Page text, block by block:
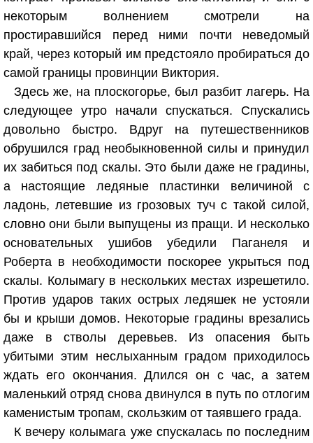
некоторым волнением смотрели на
простиравшийся перед ними почти неведомый
край, через который им предстояло пробираться до
самой границы провинции Виктория.
Здесь же, на плоскогорье, был разбит лагерь. На
следующее утро начали спускаться. Спускались
довольно быстро. Вдруг на путешественников
обрушился град необыкновенной силы и принудил
их забиться под скалы. Это были даже не градины,
а настоящие ледяные пластинки величиной с
ладонь, летевшие из грозовых туч с такой силой,
словно они были выпущены из пращи. И несколько
основательных ушибов убедили Паганеля и
Роберта в необходимости поскорее укрыться под
скалы. Колымагу в нескольких местах изрешетило.
Против ударов таких острых ледяшек не устояли
бы и крыши домов. Некоторые градины врезались
даже в стволы деревьев. Из опасения быть
убитыми этим неслыханным градом приходилось
ждать его окончания. Длился он с час, а затем
маленький отряд снова двинулся в путь по отлогим
каменистым тропам, скользким от таявшего града.
К вечеру колымага уже спускалась по последним